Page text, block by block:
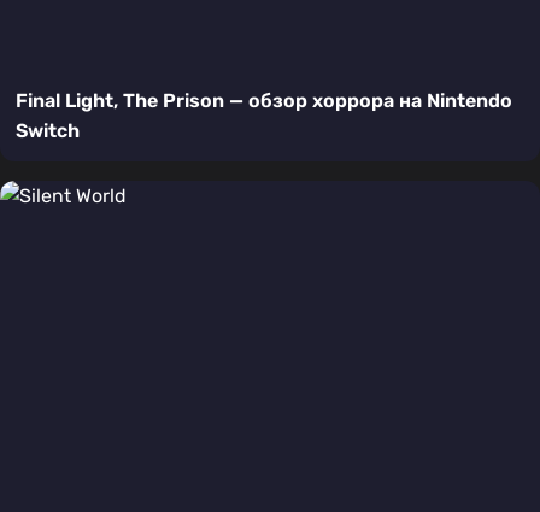
Final Light, The Prison — обзор хоррора на Nintendo
Switch